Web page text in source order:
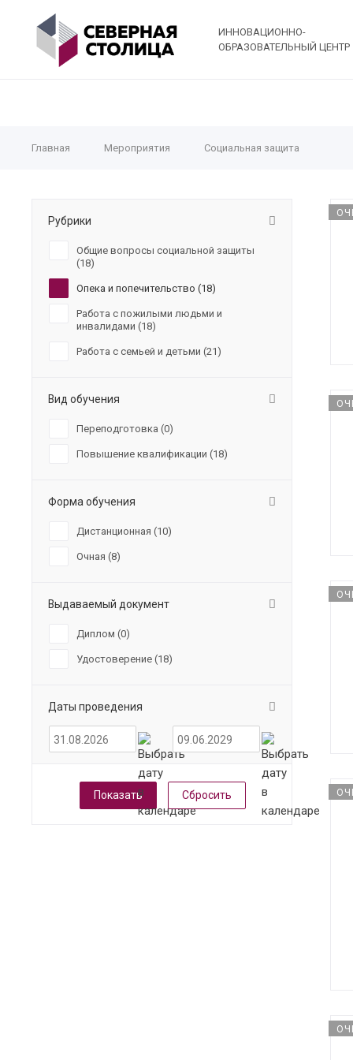
ИННОВАЦИОННО-
ОБРАЗОВАТЕЛЬНЫЙ ЦЕНТР
Главная Мероприятия Социальная защита
Рубрики
Общие вопросы социальной защиты
(18)
Опека и попечительство (18)
Работа с пожилыми людьми и
инвалидами (18)
Работа с семьей и детьми (21)
Вид обучения
Переподготовка (0)
Повышение квалификации (18)
Форма обучения
Дистанционная (10)
Очная (8)
Выдаваемый документ
Диплом (0)
Удостоверение (18)
Даты проведения
Сбросить